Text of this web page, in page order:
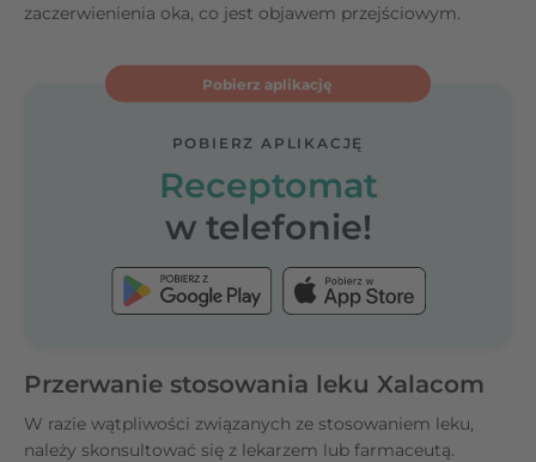
zaczerwienienia oka, co jest objawem przejściowym.
Pobierz aplikację
POBIERZ APLIKACJĘ
Receptomat
w telefonie!
Przerwanie stosowania leku Xalacom
W razie wątpliwości związanych ze stosowaniem leku,
należy skonsultować się z lekarzem lub farmaceutą.